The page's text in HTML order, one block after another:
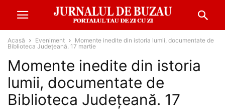
Acasă Eveniment
Momente inedite din istoria lumii, documentate de
Biblioteca Județeană. 17 martie
Momente inedite din istoria
lumii, documentate de
Biblioteca Județeană. 17